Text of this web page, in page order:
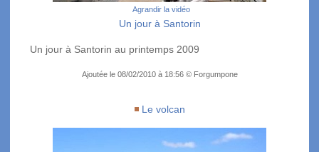
Agrandir la vidéo
Un jour à Santorin
Un jour à Santorin au printemps 2009
Ajoutée le 08/02/2010 à 18:56 © Forgumpone
Le volcan